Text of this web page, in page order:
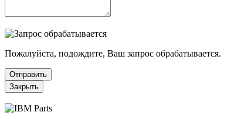
Пожалуйста, подождите, Ваш запрос обрабатывается.
Отправить
Закрыть